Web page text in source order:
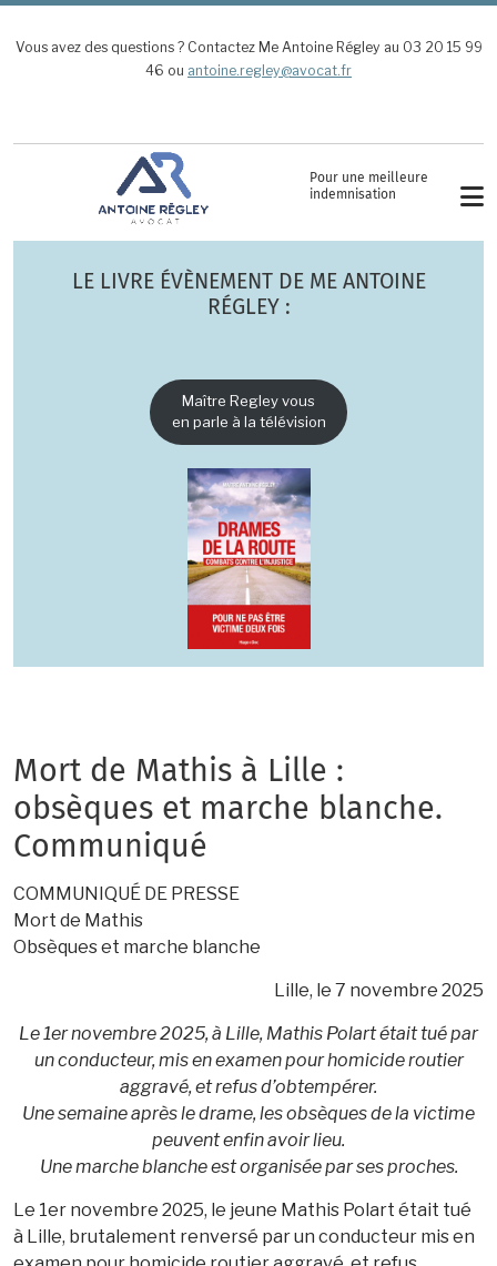
Aller au contenu principal
Vous avez des questions ? Contactez Me Antoine Régley au 03 20 15 99
46 ou antoine.regley@avocat.fr
Pour une meilleure
indemnisation
LE LIVRE ÉVÈNEMENT DE ME ANTOINE
RÉGLEY :
Maître Regley vous
en parle à la télévision
Mort de Mathis à Lille :
obsèques et marche blanche.
Communiqué
COMMUNIQUÉ DE PRESSE
Mort de Mathis
Obsèques et marche blanche
Lille, le 7 novembre 2025
Le 1er novembre 2025, à Lille, Mathis Polart était tué par
un conducteur, mis en examen pour homicide routier
aggravé, et refus d’obtempérer.
Une semaine après le drame, les obsèques de la victime
peuvent enfin avoir lieu.
Une marche blanche est organisée par ses proches.
Le 1er novembre 2025, le jeune Mathis Polart était tué
à Lille, brutalement renversé par un conducteur mis en